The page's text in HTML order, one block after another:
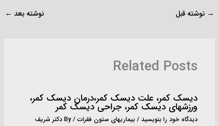
→ نوشته قبل نوشته بعد ←
Related Posts
دیسک کمر، علت دیسک کمر،درمان دیسک کمر،
ورزشهای دیسک کمر، جراحی دیسک کمر
دیدگاه‌ خود را بنویسید /بیماریهای ستون فقرات / By
دکتر شریف